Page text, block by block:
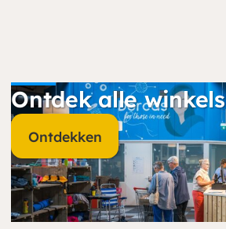
Ontdek alle winkels
Ontdekken